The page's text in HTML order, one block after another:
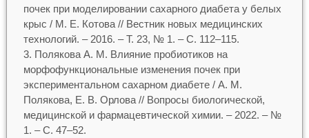
почек при моделировании сахарного диабета у белых
крыс / М. Е. Котова // Вестник новых медицинских
технологий. – 2016. – Т. 23, № 1. – С. 112–115.
Полякова А. М. Влияние пробиотиков на
морфофункциональные изменения почек при
экспериментальном сахарном диабете / А. М.
Полякова, Е. В. Орлова // Вопросы биологической,
медицинской и фармацевтической химии. – 2022. – №
1. – С. 47–52.